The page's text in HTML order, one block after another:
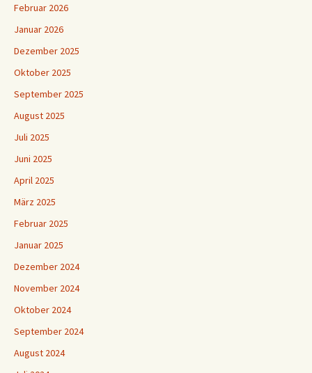
Februar 2026
Januar 2026
Dezember 2025
Oktober 2025
September 2025
August 2025
Juli 2025
Juni 2025
April 2025
März 2025
Februar 2025
Januar 2025
Dezember 2024
November 2024
Oktober 2024
September 2024
August 2024